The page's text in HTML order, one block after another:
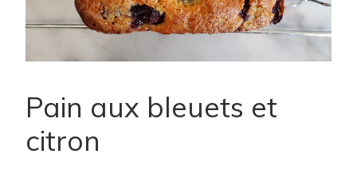
Pain aux bleuets et
citron